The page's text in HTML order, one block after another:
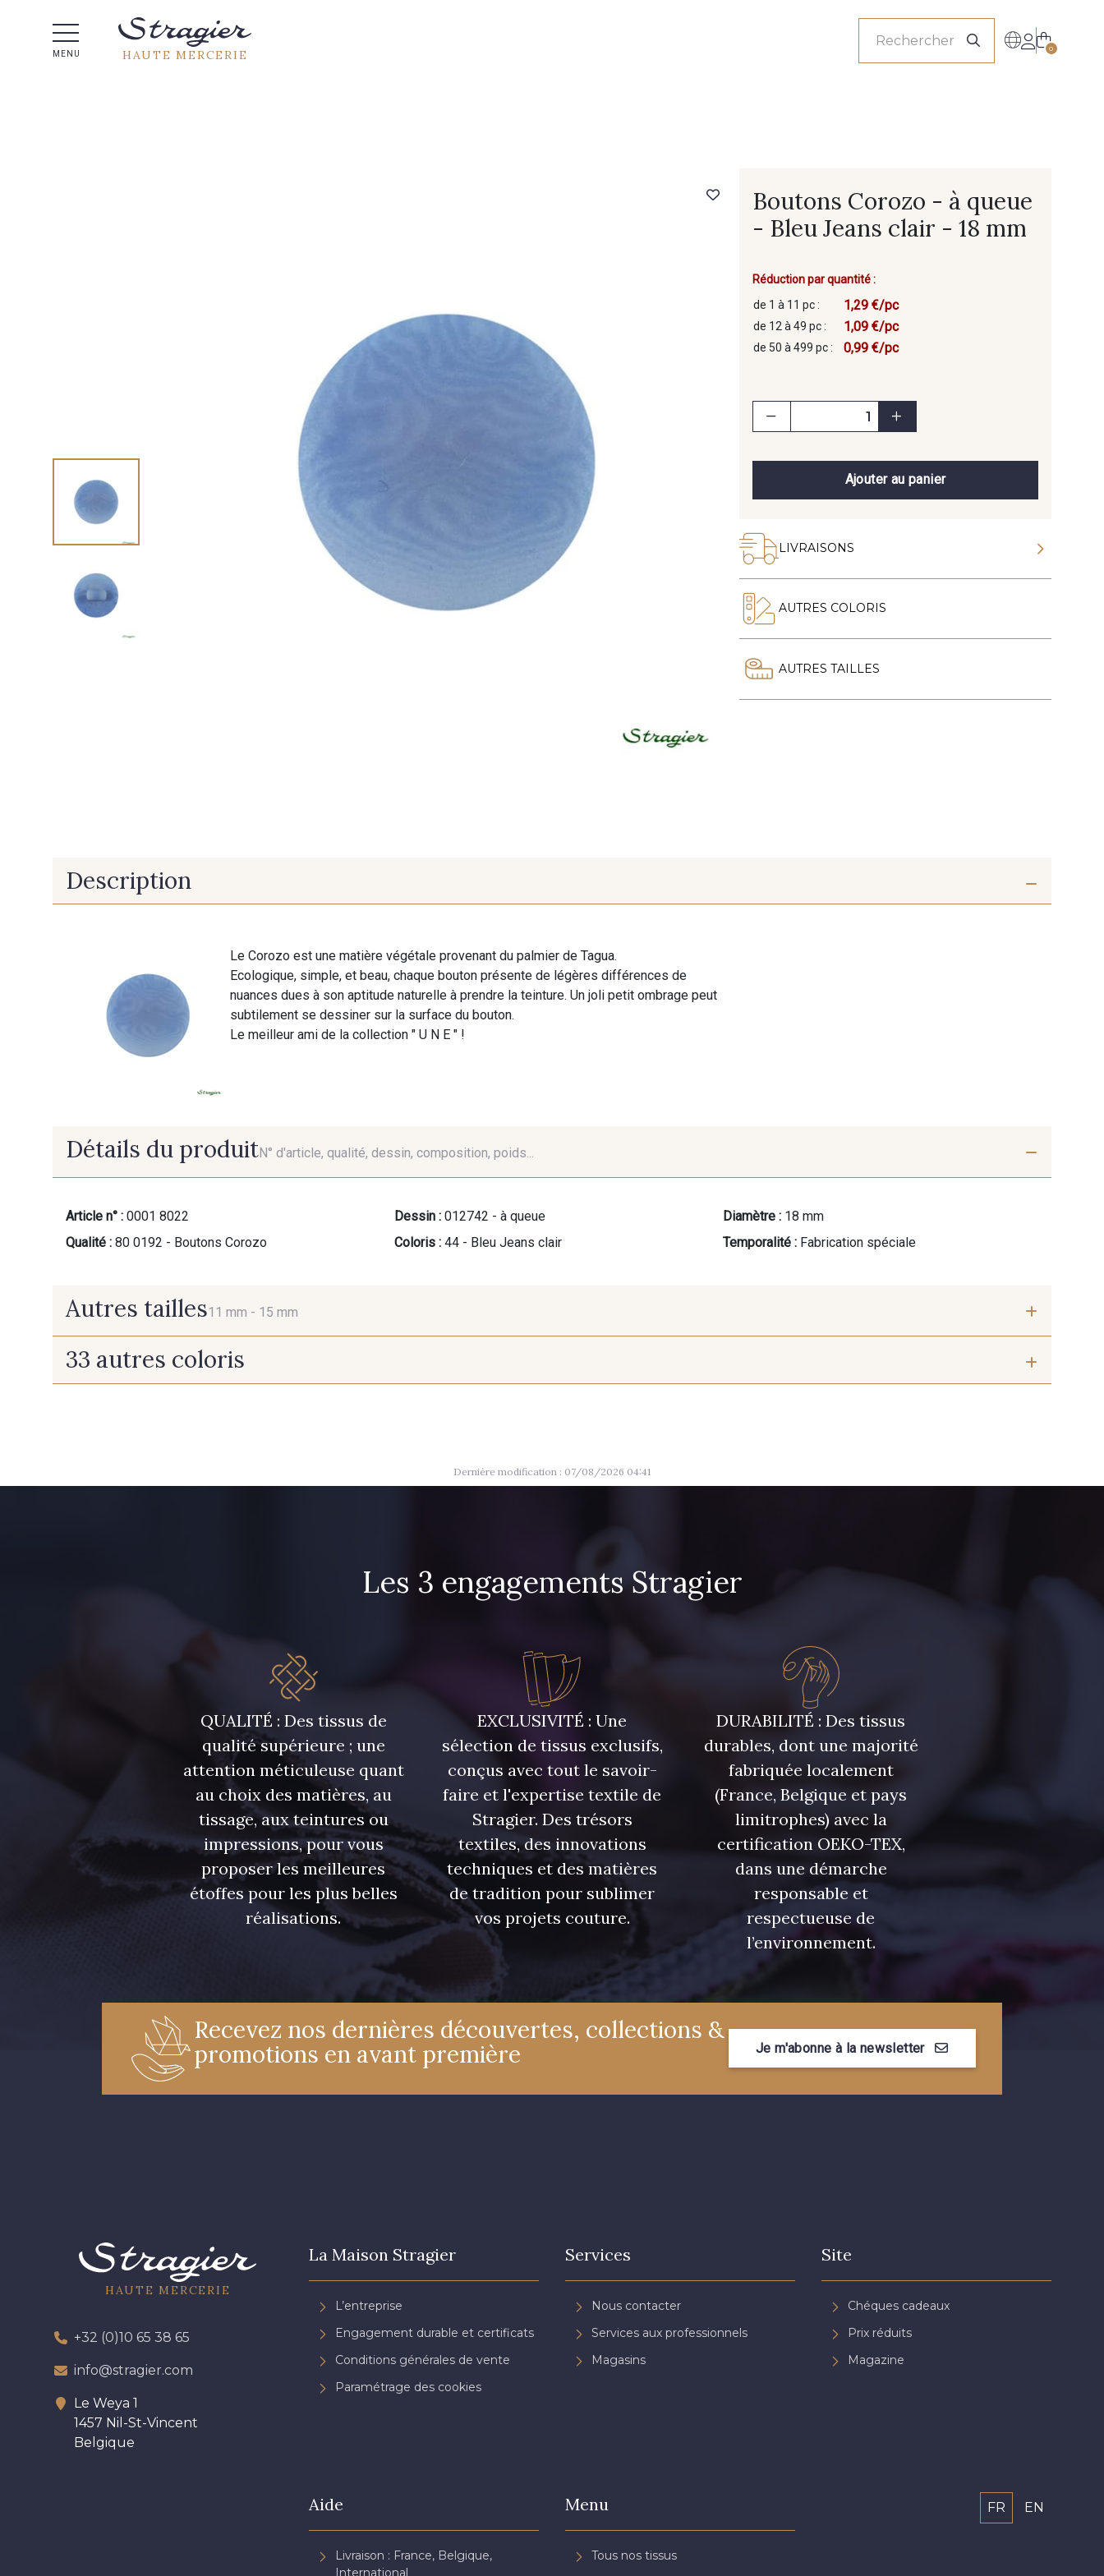
MENU HAUTE MERCERIE 0
Boutons Corozo - à queue
- Bleu Jeans clair - 18 mm
Réduction par quantité :
de 1 à 11 pc :
1,29 €/pc
de 12 à 49 pc : 1,09 €/pc
de 50 à 499 pc : 0,99 €/pc
Ajouter au panier
LIVRAISONS
AUTRES COLORIS
AUTRES TAILLES
Description
Le Corozo est une matière végétale provenant du palmier de Tagua.
Ecologique, simple, et beau, chaque bouton présente de légères différences de
nuances dues à son aptitude naturelle à prendre la teinture. Un joli petit ombrage peut
subtilement se dessiner sur la surface du bouton.
Le meilleur ami de la collection " U N E " !
Détails du produitN° d'article, qualité, dessin, composition, poids...
Article n° : 0001 8022
Qualité : 80 0192 - Boutons Corozo
Dessin : 012742 - à queue
Coloris : 44 - Bleu Jeans clair
Diamètre : 18 mm
Temporalité : Fabrication spéciale
Autres tailles11 mm - 15 mm
11 mm
33 autres coloris
45 - Menthe
33 - Porcelaine
35 - Rose Cyclamen
07378 - Bleu Optimiste 683YQ - Pêche clair
50 - Vert Bouteille
53 - Kaki Kalamata
54 - Vert Canard 58 - Vert Emeraude
56 - Bleu Lavande
Dernière modification : 07/08/2026 04:41
Les 3 engagements Stragier
QUALITÉ : Des tissus de
qualité supérieure ; une
attention méticuleuse quant
au choix des matières, au
tissage, aux teintures ou
impressions, pour vous
proposer les meilleures
étoffes pour les plus belles
réalisations.
EXCLUSIVITÉ : Une
sélection de tissus exclusifs,
conçus avec tout le savoir-
faire et l'expertise textile de
Stragier. Des trésors
textiles, des innovations
techniques et des matières
de tradition pour sublimer
vos projets couture.
DURABILITÉ : Des tissus
durables, dont une majorité
fabriquée localement
(France, Belgique et pays
limitrophes) avec la
certification OEKO-TEX,
dans une démarche
responsable et
respectueuse de
l’environnement.
Recevez nos dernières découvertes, collections &
promotions en avant première
Je m'abonne à la newsletter
HAUTE MERCERIE
+32 (0)10 65 38 65
info@stragier.com
Le Weya 1
1457 Nil-St-Vincent
Belgique
La Maison Stragier
L’entreprise
Engagement durable et certificats
Conditions générales de vente
Paramétrage des cookies
Services
Nous contacter
Services aux professionnels
Magasins
Site
Chéques cadeaux
Prix réduits
Magazine
Aide
Livraison : France, Belgique,
International
Menu
Tous nos tissus
FR EN